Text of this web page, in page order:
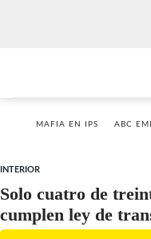
MAFIA EN IPS ABC
INTERIOR
Solo cuatro de
cumplen ley de